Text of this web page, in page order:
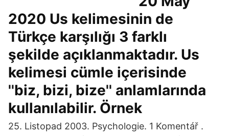
2020 Us kelimesinin de
Türkçe karşılığı 3 farklı
şekilde açıklanmaktadır. Us
kelimesi cümle içerisinde
''biz, bizi, bize'' anlamlarında
kullanılabilir. Örnek
25. Listopad 2003. Psychologie. 1 Komentář .